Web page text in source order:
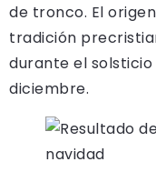
de tronco. El
tradición
durante el solsticio
diciembre.